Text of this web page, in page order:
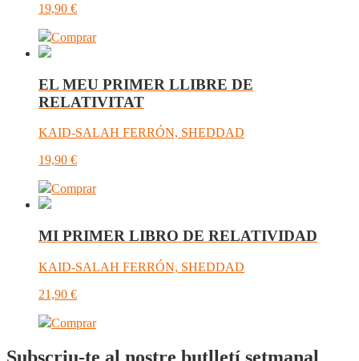
19,90 €
Comprar
EL MEU PRIMER LLIBRE DE
RELATIVITAT
KAID-SALAH FERRÓN, SHEDDAD
19,90 €
Comprar
MI PRIMER LIBRO DE RELATIVIDAD
KAID-SALAH FERRÓN, SHEDDAD
21,90 €
Comprar
Subscriu-te al nostre butlletí setmanal